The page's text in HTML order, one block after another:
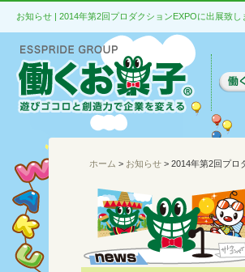
お知らせ | 2014年第2回プロダクションEXPOに出展致し
ホーム > お知らせ > 2014年第2回プロ